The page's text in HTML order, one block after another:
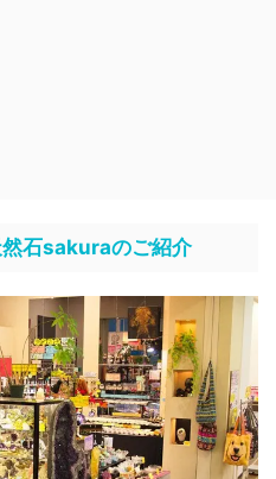
石sakuraのご紹介